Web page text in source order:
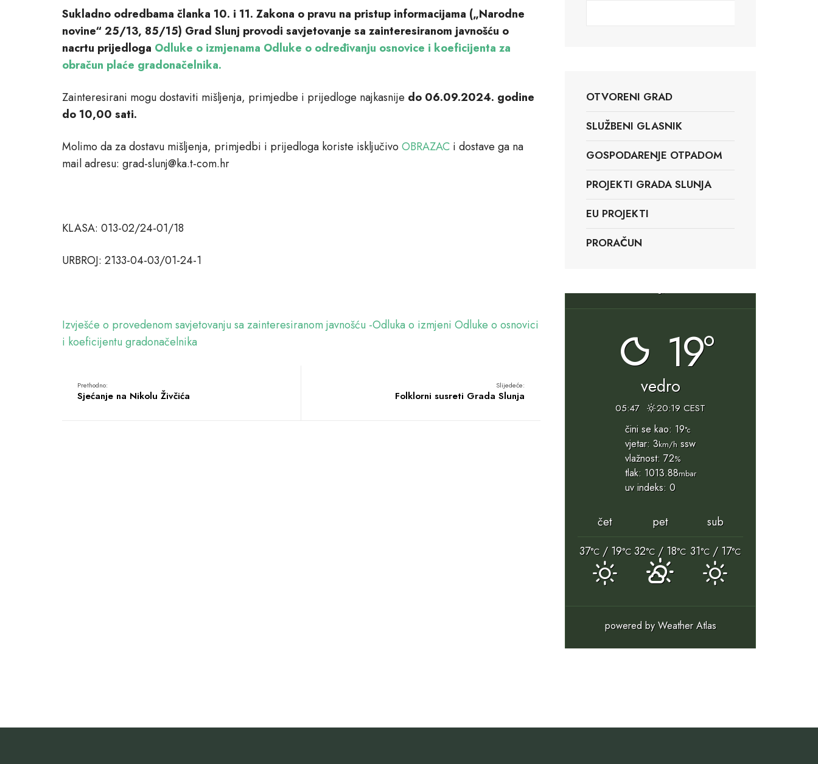
Sukladno odredbama članka 10. i 11. Zakona o pravu na pristup informacijama („Narodne
novine“ 25/13, 85/15) Grad Slunj provodi savjetovanje sa zainteresiranom javnošću o
nacrtu prijedloga Odluke o izmjenama Odluke o određivanju osnovice i koeficijenta za
obračun plaće gradonačelnika.
Zainteresirani mogu dostaviti mišljenja, primjedbe i prijedloge najkasnije do 06.09.2024. godine
do 10,00 sati.
Molimo da za dostavu mišljenja, primjedbi i prijedloga koriste isključivo OBRAZAC i dostave ga na
mail adresu: grad-slunj@ka.t-com.hr
KLASA: 013-02/24-01/18
URBROJ: 2133-04-03/01-24-1
Izvješće o provedenom savjetovanju sa zainteresiranom javnošću -Odluka o izmjeni Odluke o osnovici
i koeficijentu gradonačelnika
Prethodno:
Sjećanje na Nikolu Živčića
Slijedeće:
Folklorni susreti Grada Slunja
OTVORENI GRAD
SLUŽBENI GLASNIK
GOSPODARENJE OTPADOM
PROJEKTI GRADA SLUNJA
EU PROJEKTI
PRORAČUN
19°
vedro
05:47 20:19 CEST
čini se kao: 19°c
vjetar: 3km/hssw
vlažnost: 72%
tlak: 1013.88mbar
uv indeks: 0
čet pet
sub
37°C/ 19°C 32°C / 18°C 31°C / 17°C
powered byWeather Atlas